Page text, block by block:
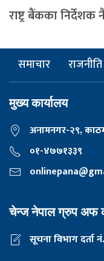
राष्ट्र बैंकका
समाचार राजनीति
मुख्य कार्यालय
अनामनगर-२९,
०१-४७७१३३९
चेन्ज नेपाल ग्रुप अफ
सूचना विभाग